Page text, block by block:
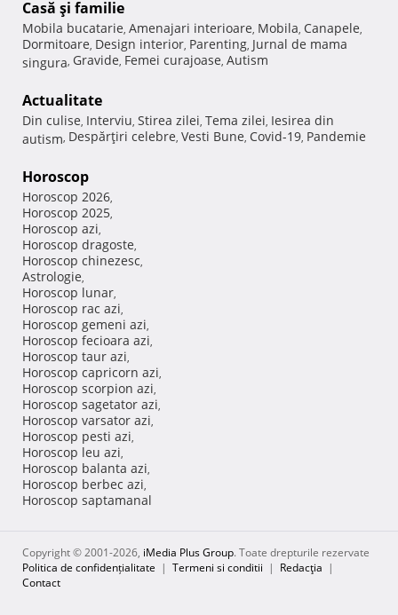
Casă şi familie
Mobila bucatarie, Amenajari interioare, Mobila, Canapele,
Dormitoare, Design interior, Parenting, Jurnal de mama
singura, Gravide, Femei curajoase, Autism
Actualitate
Din culise, Interviu, Stirea zilei, Tema zilei, Iesirea din
autism, Despărţiri celebre, Vesti Bune, Covid-19, Pandemie
Horoscop
Horoscop 2026,
Horoscop 2025,
Horoscop azi,
Horoscop dragoste,
Horoscop chinezesc,
Astrologie,
Horoscop lunar,
Horoscop rac azi,
Horoscop gemeni azi,
Horoscop fecioara azi,
Horoscop taur azi,
Horoscop capricorn azi,
Horoscop scorpion azi,
Horoscop sagetator azi,
Horoscop varsator azi,
Horoscop pesti azi,
Horoscop leu azi,
Horoscop balanta azi,
Horoscop berbec azi,
Horoscop saptamanal
Copyright © 2001-2026, iMedia Plus Group. Toate drepturile rezervate
Politica de confidențialitate | Termeni si conditii | Redacţia |
Contact